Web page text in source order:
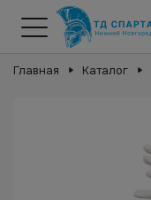
Главная Каталог